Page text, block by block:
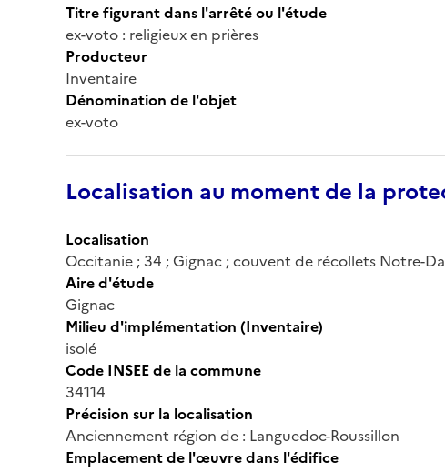
Titre figurant dans l'arrêté ou l'étude
ex-voto : religieux en prières
Producteur
Inventaire
Dénomination de l'objet
ex-voto
Localisation au moment de la
Localisation
Occitanie ; 34 ; Gignac ; couvent de récollets Notre-
Aire d'étude
Gignac
Milieu d'implémentation (Inventaire)
isolé
Code INSEE de la commune
34114
Précision sur la localisation
Anciennement région de : Languedoc-Roussillon
Emplacement de l'œuvre dans l'édifice